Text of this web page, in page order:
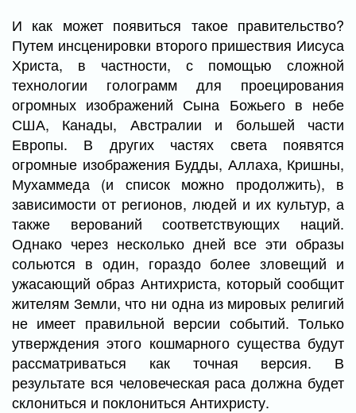
И как может появиться такое правительство?
Путем инсценировки второго пришествия Иисуса
Христа, в частности, с помощью сложной
технологии голограмм для проецирования
огромных изображений Сына Божьего в небе
США, Канады, Австралии и большей части
Европы. В других частях света появятся
огромные изображения Будды, Аллаха, Кришны,
Мухаммеда (и список можно продолжить), в
зависимости от регионов, людей и их культур, а
также верований соответствующих наций.
Однако через несколько дней все эти образы
сольются в один, гораздо более зловещий и
ужасающий образ Антихриста, который сообщит
жителям Земли, что ни одна из мировых религий
не имеет правильной версии событий. Только
утверждения этого кошмарного существа будут
рассматриваться как точная версия. В
результате вся человеческая раса должна будет
склониться и поклониться Антихристу.